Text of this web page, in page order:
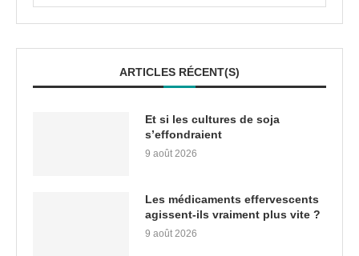
ARTICLES RÉCENT(S)
Et si les cultures de soja
s’effondraient
9 août 2026
Les médicaments effervescents
agissent-ils vraiment plus vite ?
9 août 2026